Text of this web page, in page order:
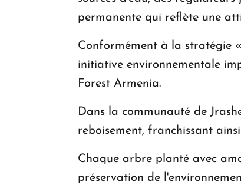
permanente qui reflète une
Conformément à la stratégie
initiative environnementale
Forest Armenia.
Dans la communauté de
reboisement, franchissant
Chaque arbre planté avec
préservation de